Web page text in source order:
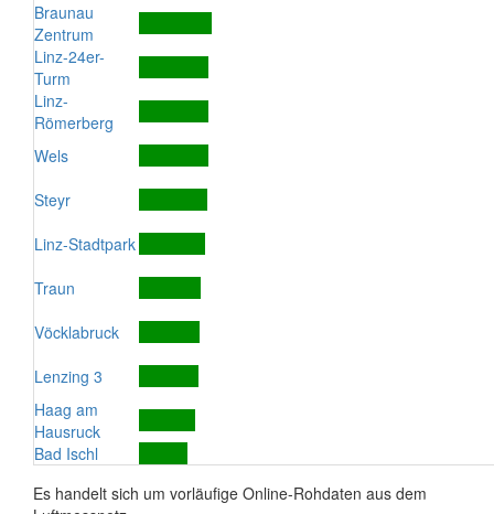
Braunau
Zentrum
Linz-24er-
Turm
Linz-
Römerberg
Wels
Steyr
Linz-Stadtpark
Traun
Vöcklabruck
Lenzing 3
Haag am
Hausruck
Bad Ischl
Es handelt sich um vorläufige Online-Rohdaten aus dem